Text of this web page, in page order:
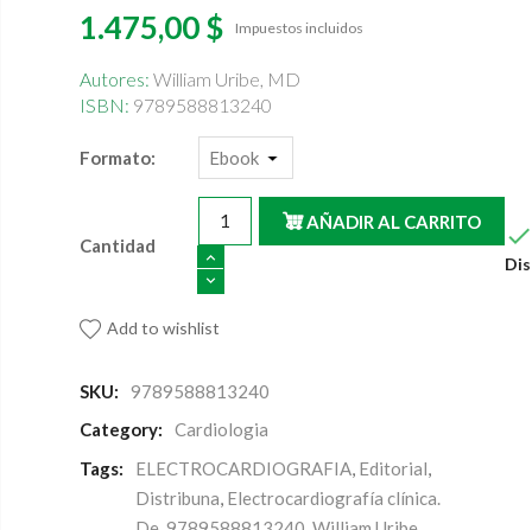
1.475,00 $ Impuestos incluidos
Autores:William Uribe, MD
ISBN: 9789588813240
Formato:
Cantidad
AÑADIR AL CARRITO

Add to wishlist
SKU:
9789588813240
Category:
Cardiologia
Tags:
ELECTROCARDIOGRAFIA, Editorial,
Distribuna, Electrocardiografía clínica.